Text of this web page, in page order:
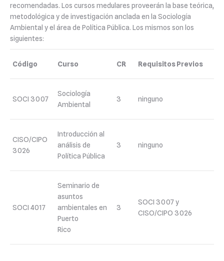
recomendadas. Los cursos medulares proveerán la base teórica,
metodológica y de investigación anclada en la Sociología
Ambiental y el área de Política Pública. Los mismos son los
siguientes:
Código Curso CR Requisitos Previos
SOCI 3007
Sociología
Ambiental
3 ninguno
CISO/CIPO
3026
Introducción al
análisis de
Política Pública
3 ninguno
SOCI 4017
Seminario de
asuntos
ambientales en
Puerto
Rico
3
SOCI 3007 y
CISO/CIPO 3026